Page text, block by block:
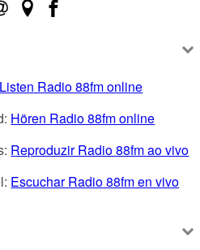
Listen Radio 88fm online
Hören Radio 88fm online
Reproduzir Radio 88fm ao vivo
Escuchar Radio 88fm en vivo